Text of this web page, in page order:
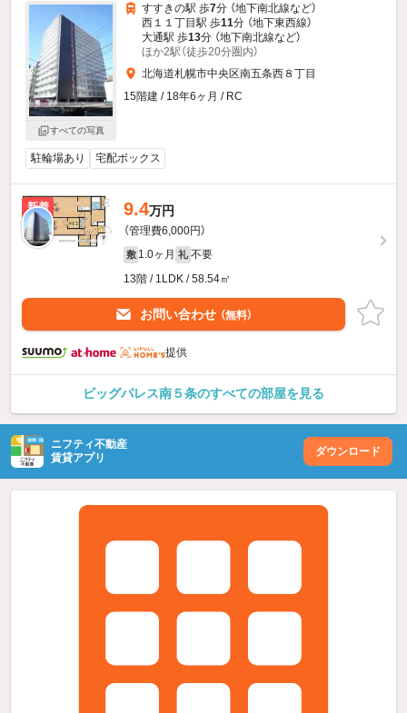
すべての写真
すすきの駅 歩7分 （地下南北線など）
西１１丁目駅 歩11分 （地下東西線）
大通駅 歩13分 （地下南北線など）
ほか2駅（徒歩20分圏内）
北海道札幌市中央区南五条西８丁目
15階建 / 18年6ヶ月 / RC
駐輪場あり 宅配ボックス
新着 9.4万円
（管理費6,000円）
敷 1.0ヶ月 礼 不要
13階 / 1LDK / 58.54㎡
お問い合わせ （無料）
提供
ビッグパレス南５条のすべての部屋を見る
ニフティ不動産
賃貸アプリ
ダウンロード